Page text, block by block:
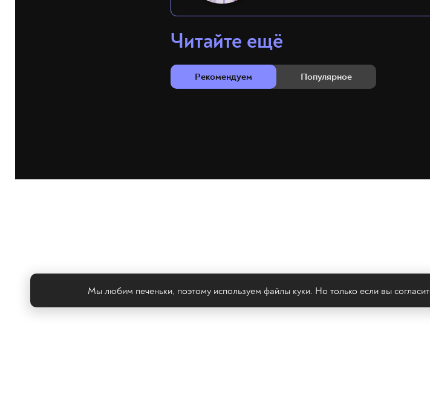
Читайте ещё
Рекомендуем Популярное
Мы любим печеньки, поэтому используем файлы куки. Но только если вы